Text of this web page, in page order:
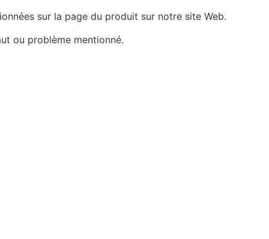
sur la page du produit sur notre site Web.
ou problème mentionné.